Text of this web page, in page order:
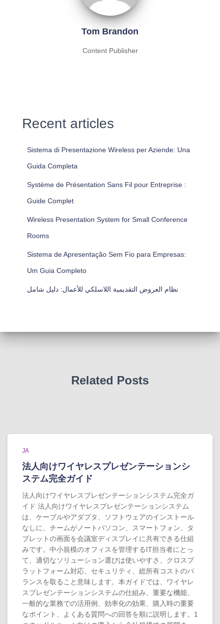
Tom Brandon
Content Publisher
Recent articles
Sistema di Presentazione Wireless per Aziende: Una
Guida Completa
Système de Présentation Sans Fil pour Entreprise :
Guide Complet
Wireless Presentation System for Small Conference
Rooms
Sistema de Apresentação Sem Fio para Empresas:
Um Guia Completo
نظام العروض التقديمية اللاسلكي للأعمال: دليل شامل
Related Posts
JA
法人向けワイヤレスプレゼンテーションシ
ステム完全ガイド
法人向けワイヤレスプレゼンテーションシステム完全ガ
イド 法人向けワイヤレスプレゼンテーションシステム
は、ケーブルやアダプタ、ソフトウェアのインストール
なしに、チームがノートパソコン、スマートフォン、タ
ブレットの画面を会議室ディスプレイに共有できる仕組
みです。中小規模のオフィスを管理するIT担当者にとっ
て、適切なソリューション選びは使いやすさ、クロスプ
ラットフォーム対応、セキュリティ、総所有コストのバ
ランスを取ること意味します。本ガイドでは、ワイヤレ
スプレゼンテーションシステムの仕組み、重要な機能、
一般的な業務での活用例、効率化の効果、購入時の重要
なポイント、よくある質問への回答を順に説明します。1